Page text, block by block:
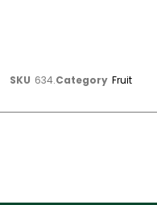
SKU 634.Category Fruit